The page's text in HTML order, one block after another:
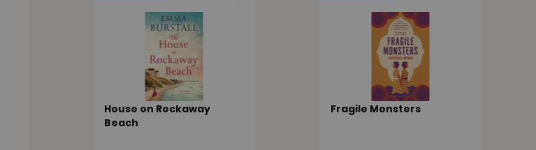
House on Rockaway
Beach
Fragile Monsters